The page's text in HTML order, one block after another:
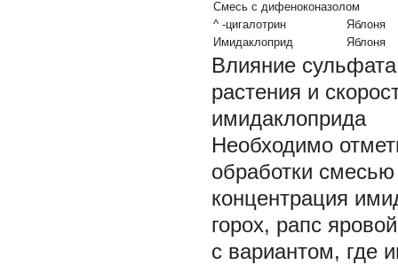
Смесь с дифеноконазолом
^ -цигалотрин
Яблоня
Имидаклоприд
Яблоня
Влияние
растения и
имидаклоприда
Необходимо
обработки
концентрация
горох, рапс
с вариантом, где